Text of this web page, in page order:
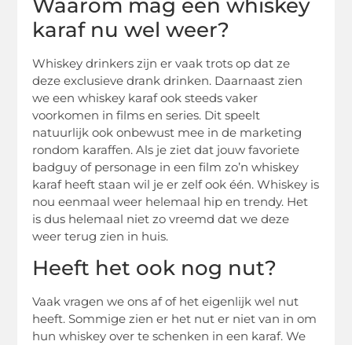
Waarom mag een whiskey
karaf nu wel weer?
Whiskey drinkers zijn er vaak trots op dat ze
deze exclusieve drank drinken. Daarnaast zien
we een whiskey karaf ook steeds vaker
voorkomen in films en series. Dit speelt
natuurlijk ook onbewust mee in de marketing
rondom karaffen. Als je ziet dat jouw favoriete
badguy of personage in een film zo’n whiskey
karaf heeft staan wil je er zelf ook één. Whiskey is
nou eenmaal weer helemaal hip en trendy. Het
is dus helemaal niet zo vreemd dat we deze
weer terug zien in huis.
Heeft het ook nog nut?
Vaak vragen we ons af of het eigenlijk wel nut
heeft. Sommige zien er het nut er niet van in om
hun whiskey over te schenken in een karaf. We